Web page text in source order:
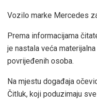
Vozilo marke Mercedes
Prema informacijama
je nastala veća
povrijeđenih osoba.
Na mjestu događaja
Čitluk, koji poduzimaju